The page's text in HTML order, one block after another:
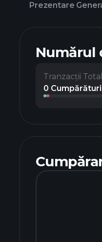
Prezentare
Numărul
Tranzacții
0 Cumpărături